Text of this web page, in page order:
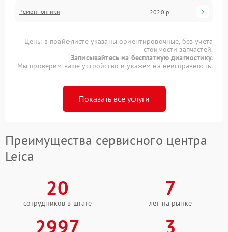
Ремонт оптики 2020 р
Цены в прайс-листе указаны ориентировочные, без учета
стоимости запчастей.
Записывайтесь на бесплатную диагностику.
Мы проверим ваше устройство и укажем на неисправность.
Показать все услуги
Преимущества сервисного центра
Leica
20
сотрудников в штате
7
лет на рынке
2997 3